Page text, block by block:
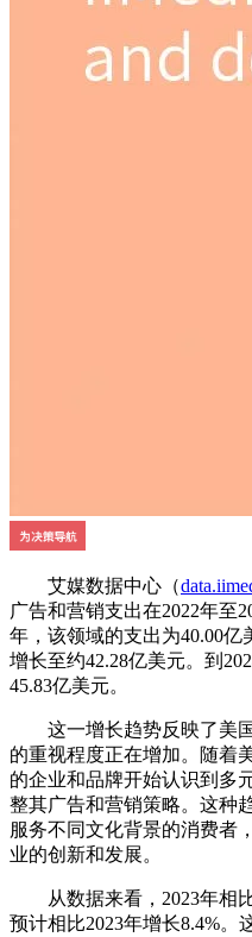
艾媒数据中心（
广告和营销支出在2022年至
年，该领域的支出为40.00亿
增长至约42.28亿美元。到
45.83亿美元。
这一增长趋势反映了美国
的重视程度正在增加。随着
的企业和品牌开始认识到多
整其广告和营销策略。这种
服务不同文化背景的消费者
业的创新和发展。
从数据来看，2023年相比
预计相比2023年增长8.4%。